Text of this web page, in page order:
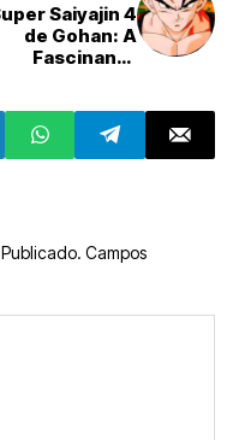
Saiyajin 4
de Gohan: A
Fascinante
e Seu Sonho
Canônico
Campos